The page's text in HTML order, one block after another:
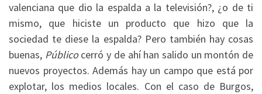
valenciana que dio la espalda a la televisión?, ¿o de ti
mismo, que hiciste un producto que hizo que la
sociedad te diese la espalda? Pero también hay cosas
buenas, Públicocerró y de ahí han salido un montón de
nuevos proyectos. Además hay un campo que está por
explotar, los medios locales. Con el caso de Burgos,